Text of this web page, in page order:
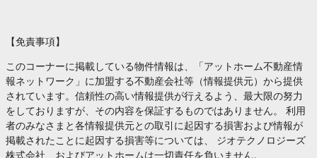
【免責事項】
このコーナーに掲載している物件情報は、「アットホーム不動産情
報ネットワーク」に加盟する不動産会社等（情報提供元）から提供
されています。信頼性の高い情報提供が行えるよう、最大限の努力
をしておりますが、その内容を保証するものではありません。 利用
者のみなさまと各情報提供元との取引に起因する損害および情報が
掲載されたことに起因する損害等については、 ジオテクノロジーズ
株式会社、およびアットホームは一切責任を負いません。